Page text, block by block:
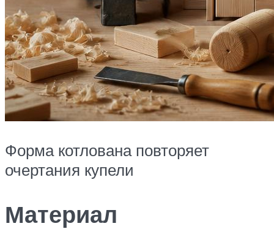
Форма котлована повторяет
очертания купели
Материал